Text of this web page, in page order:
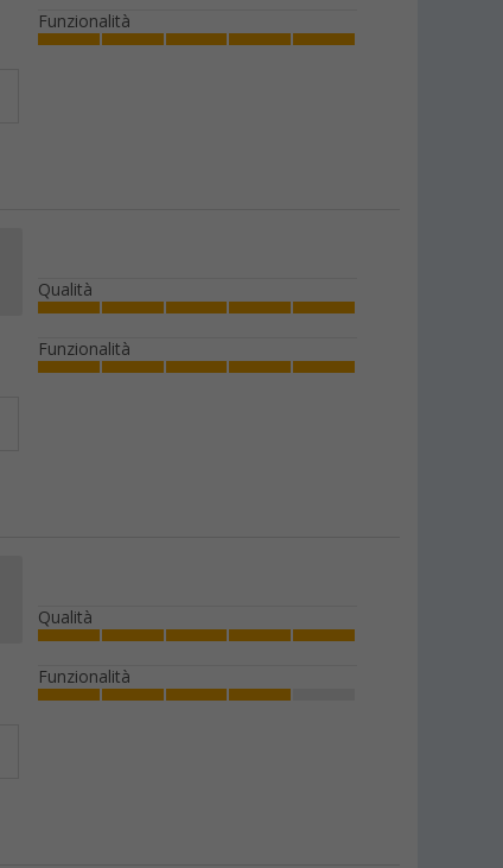
Funzionalità
Qualità
Funzionalità
Qualità
Funzionalità